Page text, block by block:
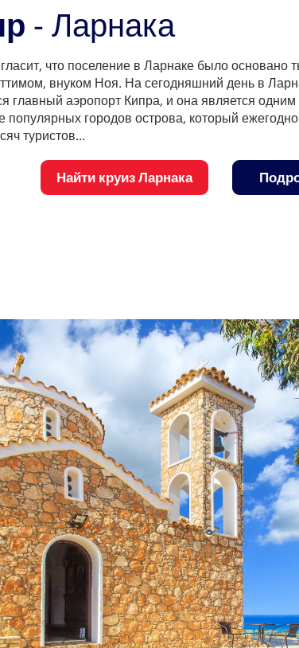
- Ларнака
что поселение в Ларнаке было основано
внуком Ноя. На сегодняшний день в
главный аэропорт Кипра, и она является одним
популярных городов острова, который
туристов...
Найти круиз Ларнака